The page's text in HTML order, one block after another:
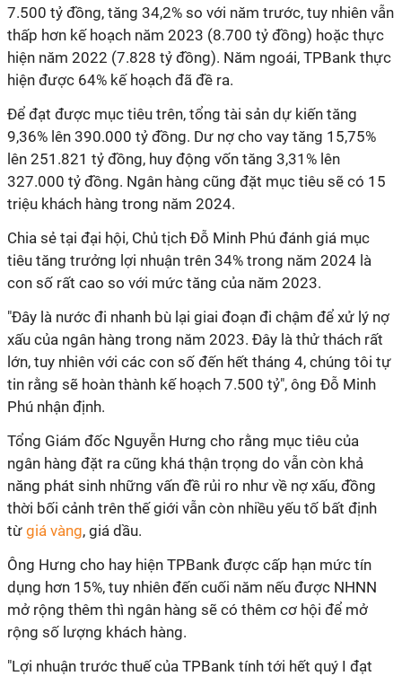
7.500 tỷ đồng, tăng 34,2% so với năm trước, tuy nhiên vẫn
thấp hơn kế hoạch năm 2023 (8.700 tỷ đồng) hoặc thực
hiện năm 2022 (7.828 tỷ đồng). Năm ngoái, TPBank thực
hiện được 64% kế hoạch đã đề ra.
Để đạt được mục tiêu trên, tổng tài sản dự kiến tăng
9,36% lên 390.000 tỷ đồng. Dư nợ cho vay tăng 15,75%
lên 251.821 tỷ đồng, huy động vốn tăng 3,31% lên
327.000 tỷ đồng. Ngân hàng cũng đặt mục tiêu sẽ có 15
triệu khách hàng trong năm 2024.
Chia sẻ tại đại hội, Chủ tịch Đỗ Minh Phú đánh giá mục
tiêu tăng trưởng lợi nhuận trên 34% trong năm 2024 là
con số rất cao so với mức tăng của năm 2023.
"Đây là nước đi nhanh bù lại giai đoạn đi chậm để xử lý nợ
xấu của ngân hàng trong năm 2023. Đây là thử thách rất
lớn, tuy nhiên với các con số đến hết tháng 4, chúng tôi tự
tin rằng sẽ hoàn thành kế hoạch 7.500 tỷ", ông Đỗ Minh
Phú nhận định.
Tổng Giám đốc Nguyễn Hưng cho rằng mục tiêu của
ngân hàng đặt ra cũng khá thận trọng do vẫn còn khả
năng phát sinh những vấn đề rủi ro như về nợ xấu, đồng
thời bối cảnh trên thế giới vẫn còn nhiều yếu tố bất định
từ giá vàng, giá dầu.
Ông Hưng cho hay hiện TPBank được cấp hạn mức tín
dụng hơn 15%, tuy nhiên đến cuối năm nếu được NHNN
mở rộng thêm thì ngân hàng sẽ có thêm cơ hội để mở
rộng số lượng khách hàng.
"Lợi nhuận trước thuế của TPBank tính tới hết quý I đạt